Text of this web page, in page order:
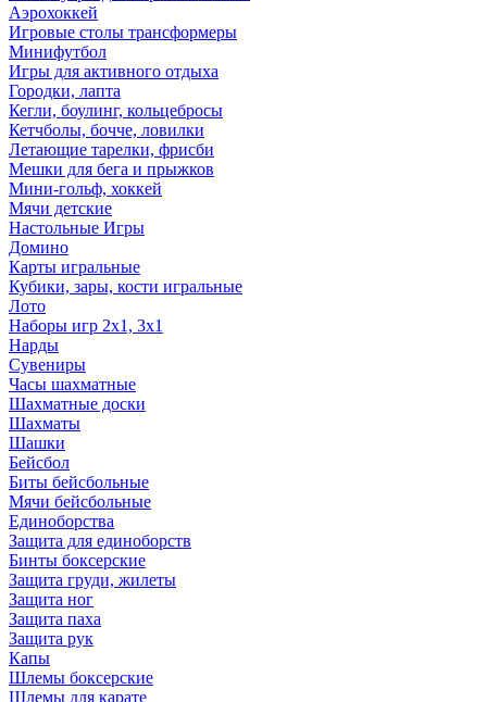
Аэрохоккей
Игровые столы трансформеры
Минифутбол
Игры для активного отдыха
Городки, лапта
Кегли, боулинг, кольцебросы
Кетчболы, бочче, ловилки
Летающие тарелки, фрисби
Мешки для бега и прыжков
Мини-гольф, хоккей
Мячи детские
Настольные Игры
Домино
Карты игральные
Кубики, зары, кости игральные
Лото
Наборы игр 2х1, 3х1
Нарды
Сувениры
Часы шахматные
Шахматные доски
Шахматы
Шашки
Бейсбол
Биты бейсбольные
Мячи бейсбольные
Единоборства
Защита для единоборств
Бинты боксерские
Защита груди, жилеты
Защита ног
Защита паха
Защита рук
Капы
Шлемы боксерские
Шлемы для карате